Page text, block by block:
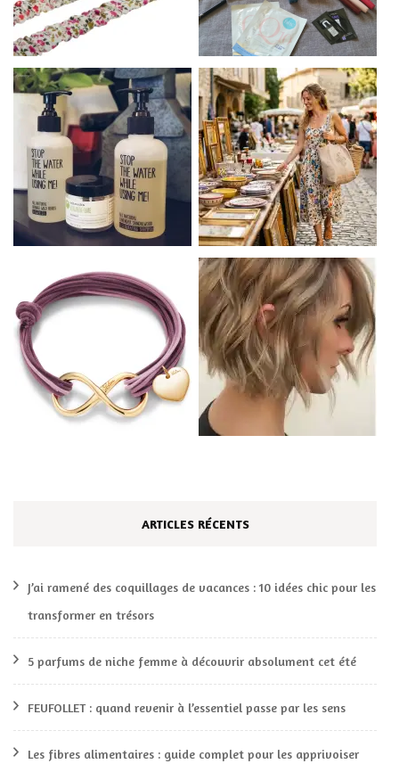
ARTICLES RÉCENTS
J’ai ramené des coquillages de vacances : 10 idées chic pour les
transformer en trésors
5 parfums de niche femme à découvrir absolument cet été
FEUFOLLET : quand revenir à l’essentiel passe par les sens
Les fibres alimentaires : guide complet pour les apprivoiser